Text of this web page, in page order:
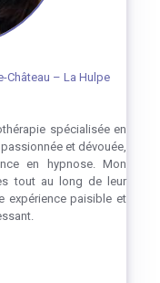
Château – La Hulpe
spécialisée en
et dévouée,
en hypnose. Mon
tout au long de leur
expérience paisible et